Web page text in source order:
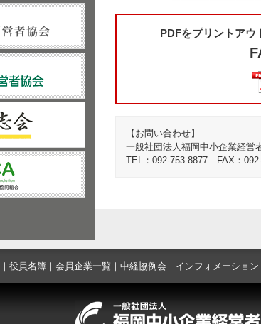
PDFをプリントアウ
【お問い合わせ】
一般社団法人福岡中小企業経営
TEL：092-753-8877 FAX：
｜ 役員名簿 ｜ 会員企業一覧 ｜ 中経協例会 ｜ インフォメーション